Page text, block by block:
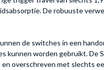
De robuuste
de switches in een
kunnen worden gebruikt. De
overschreven met slechts